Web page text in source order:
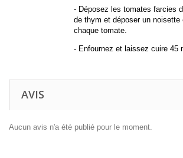
- Déposez les tomates farcies
de thym et déposer un noisette
chaque tomate.
- Enfournez et laissez cuire 45
AVIS
Aucun avis n'a été publié pour le moment.